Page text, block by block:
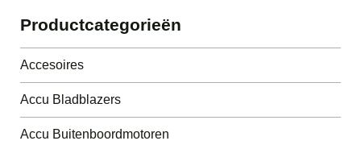
Productcategorieën
Accesoires
Accu Bladblazers
Accu Buitenboordmotoren